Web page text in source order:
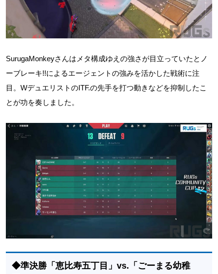
SurugaMonkeyさんはメタ構成ゆえの強さが目立っていたとノ
ーブレーキ!!によるエージェントの強みを活かした戦術に注
目。WデュエリストのITF.の先手を打つ動きなどを抑制したこ
とが功を奏しました。
◆準決勝「恵比寿五丁目」vs.「ごーまる幼稚